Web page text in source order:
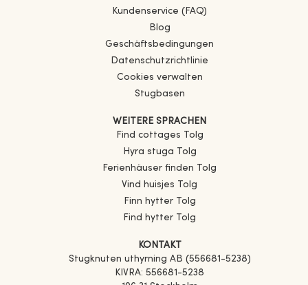
Kundenservice (FAQ)
Blog
Geschäftsbedingungen
Datenschutzrichtlinie
Cookies verwalten
Stugbasen
WEITERE SPRACHEN
Find cottages Tolg
Hyra stuga Tolg
Ferienhäuser finden Tolg
Vind huisjes Tolg
Finn hytter Tolg
Find hytter Tolg
KONTAKT
Stugknuten uthyrning AB (556681-5238)
KIVRA: 556681-5238